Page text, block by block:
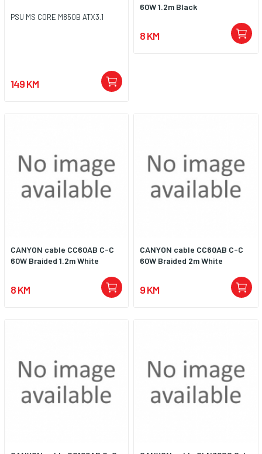
PSU MS CORE M850B ATX3.1
149 KM
60W 1.2m Black
8 KM
CANYON cable CC60AB C-C
60W Braided 1.2m White
8 KM
CANYON cable CC60AB C-C
60W Braided 2m White
9 KM